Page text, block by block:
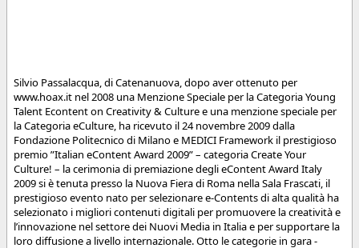
Silvio Passalacqua, di Catenanuova, dopo aver ottenuto per
www.hoax.it nel 2008 una Menzione Speciale per la Categoria Young
Talent Econtent on Creativity & Culture e una menzione speciale per
la Categoria eCulture, ha ricevuto il 24 novembre 2009 dalla
Fondazione Politecnico di Milano e MEDICI Framework il prestigioso
premio ”Italian eContent Award 2009” – categoria Create Your
Culture! – la cerimonia di premiazione degli eContent Award Italy
2009 si è tenuta presso la Nuova Fiera di Roma nella Sala Frascati, il
prestigioso evento nato per selezionare e-Contents di alta qualità ha
selezionato i migliori contenuti digitali per promuovere la creatività e
l’innovazione nel settore dei Nuovi Media in Italia e per supportare la
loro diffusione a livello internazionale. Otto le categorie in gara -